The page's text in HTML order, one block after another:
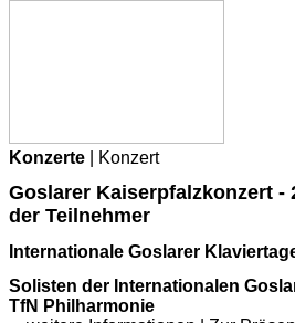
Konzerte | Konzert
Goslarer Kaiserpfalzkonzert -
der Teilnehmer
Internationale Goslarer
Solisten der Internationalen
TfN Philharmonie